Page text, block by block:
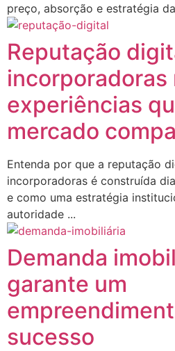
preço, absorção e estratégia
Reputação
incorporadoras
experiências
mercado
Entenda por que a reputação
incorporadoras é construída
e como uma estratégia
autoridade ...
Demanda
garante um
sucesso